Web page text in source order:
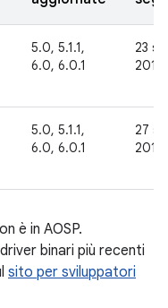
5.0, 5.1.1,
6.0, 6.0.1
23
2015
5.0, 5.1.1,
6.0, 6.0.1
27
2015
è in AOSP.
binari più recenti
sito per sviluppatori